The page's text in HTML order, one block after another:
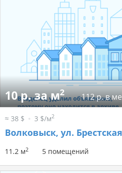
10 р. за м2 112 р. в
≈ 38 $ 3 $/м2
Волковыск, ул.
11.2 м2 5 помещений